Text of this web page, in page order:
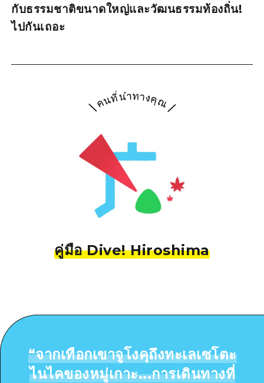
คู่มือ Dive! Hiroshima
กับธรรมชาติขนาดใหญ่และวัฒนธรรมท้องถิ่น!
ไปกันเถอะ
“จากเทือกเขาจูโงคุถึงทะเลเซโตะ
ไนไคของหมู่เกาะ...การเดินทางที่